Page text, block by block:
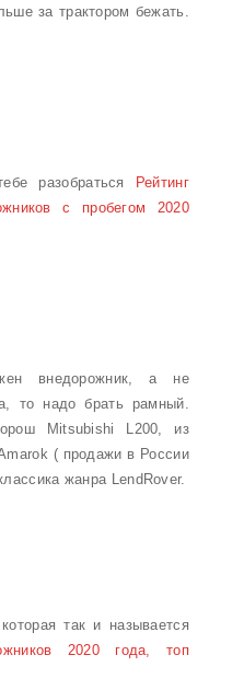
за трактором бежать.
разобраться
Рейтинг
с пробегом 2020
внедорожник, а не
то надо брать рамный.
Mitsubishi L200, из
( продажи в России
жанра LendRover.
так и называется
2020 года, топ